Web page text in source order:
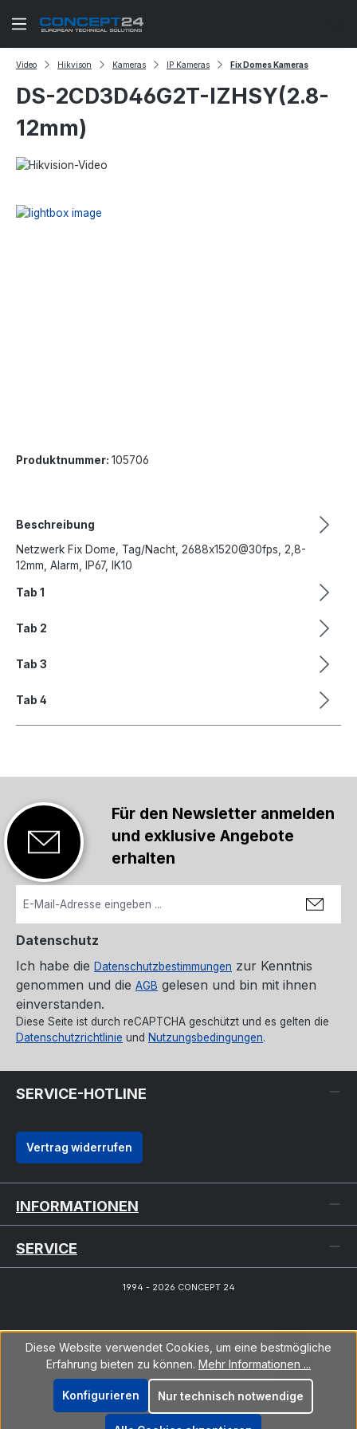
Zum Hauptinhalt springen
Video Hikvison Kameras IP Kameras Fix Domes Kameras
DS-2CD3D46G2T-IZHSY(2.8-
12mm)
Produktnummer: 105706
Beschreibung
Netzwerk Fix Dome, Tag/Nacht, 2688x1520@30fps, 2,8-
12mm, Alarm, IP67, IK10
Tab 1
Tab 2
Tab 3
Tab 4
Für den Newsletter anmelden
und exklusive Angebote
erhalten
Datenschutz
Ich habe die Datenschutzbestimmungen zur Kenntnis
genommen und die AGB gelesen und bin mit ihnen
einverstanden.
Diese Seite ist durch reCAPTCHA geschützt und es gelten die
Datenschutzrichtlinie und Nutzungsbedingungen.
SERVICE-HOTLINE
Vertrag widerrufen
INFORMATIONEN
SERVICE
1994 - 2026 CONCEPT 24
Diese Website verwendet Cookies, um eine bestmögliche
Erfahrung bieten zu können. Mehr Informationen ...
Nur technisch notwendige
Konfigurieren